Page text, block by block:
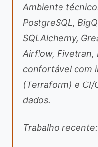
Ambiente
PostgreSQL,
SQLAlchemy,
Airflow, Fivetran,
confortável com
(Terraform) e CI/
dados.
Trabalho recente: